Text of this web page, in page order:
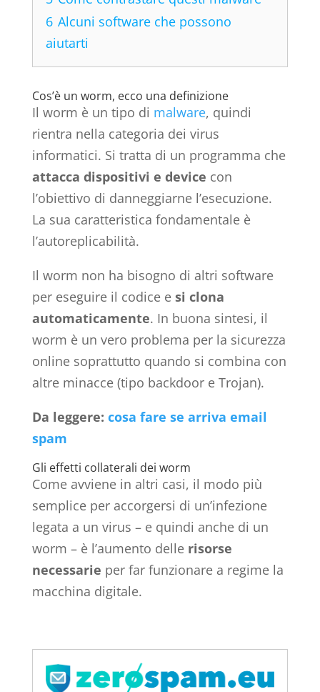
6 Alcuni software che possono
aiutarti
Cos’è un worm, ecco una definizione
Il worm è un tipo di malware, quindi
rientra nella categoria dei virus
informatici. Si tratta di un programma che
attacca dispositivi e device con
l’obiettivo di danneggiarne l’esecuzione.
La sua caratteristica fondamentale è
l’autoreplicabilità.
Il worm non ha bisogno di altri software
per eseguire il codice e si clona
automaticamente. In buona sintesi, il
worm è un vero problema per la sicurezza
online soprattutto quando si combina con
altre minacce (tipo backdoor e Trojan).
Da leggere: cosa fare se arriva email
spam
Gli effetti collaterali dei worm
Come avviene in altri casi, il modo più
semplice per accorgersi di un’infezione
legata a un virus – e quindi anche di un
worm – è l’aumento dellerisorse
necessarie per far funzionare a regime la
macchina digitale.